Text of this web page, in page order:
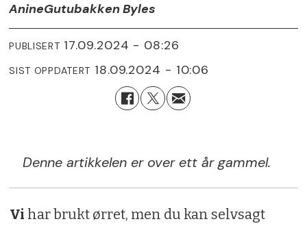
AnineGutubakken Byles
PUBLISERT 17.09.2024 - 08:26
SIST OPPDATERT 18.09.2024 - 10:06
Denne artikkelen er over ett år gammel.
Vi har brukt ørret, men du kan selvsagt